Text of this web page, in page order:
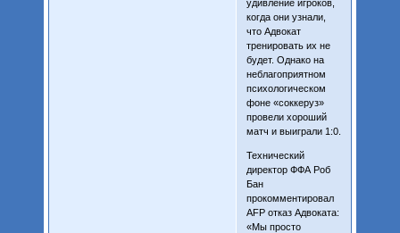
удивление игроков,
когда они узнали,
что Адвокат
тренировать их не
будет. Однако на
неблагоприятном
психологическом
фоне «соккеруз»
провели хороший
матч и выиграли 1:0.
Технический
директор ФФА Роб
Бан
прокомментировал
AFP отказ Адвоката:
«Мы просто